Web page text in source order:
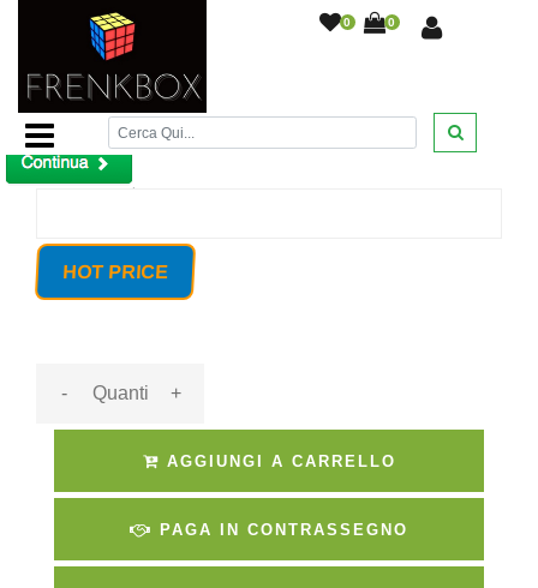
0 0
Home Page //
Prodotto non trovato!
HOT PRICE
- +
AGGIUNGI A CARRELLO
PAGA IN CONTRASSEGNO